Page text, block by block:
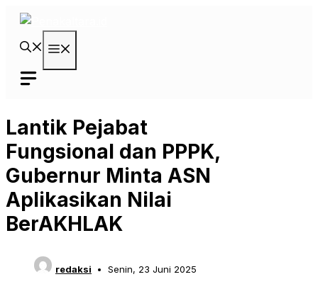
Langsung
Lantik Pejabat
Fungsional dan PPPK,
Gubernur Minta ASN
Aplikasikan Nilai
BerAKHLAK
redaksi Senin, 23 Juni 2025